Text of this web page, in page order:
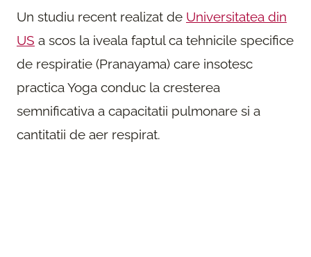
Un studiu recent realizat de Universitatea din
US a scos la iveala faptul ca tehnicile specifice
de respiratie (Pranayama) care insotesc
practica Yoga conduc la cresterea
semnificativa a capacitatii pulmonare si a
cantitatii de aer respirat.